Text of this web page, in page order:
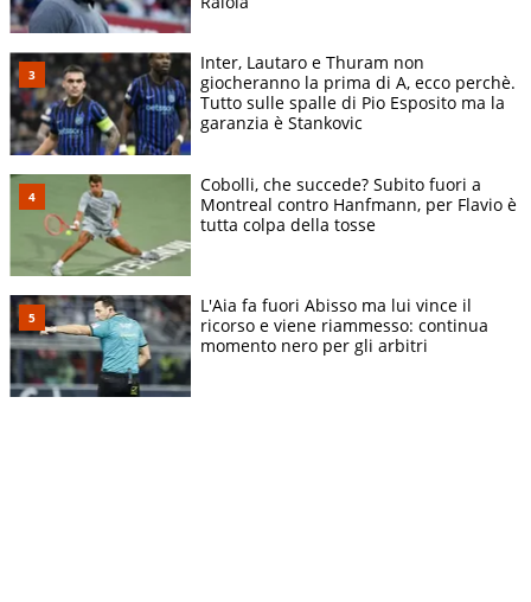
Inter, Lautaro e Thuram non
giocheranno la prima di A, ecco perchè.
Tutto sulle spalle di Pio Esposito ma la
garanzia è Stankovic
Cobolli, che succede? Subito fuori a
Montreal contro Hanfmann, per Flavio è
tutta colpa della tosse
L'Aia fa fuori Abisso ma lui vince il
ricorso e viene riammesso: continua
momento nero per gli arbitri